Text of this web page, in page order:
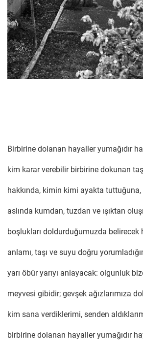
Birbirine dolanan hayaller yumağıdır
kim karar verebilir birbirine dokunan
hakkında, kimin kimi ayakta tuttuğuna,
aslında kumdan, tuzdan ve ışıktan
boşlukları doldurduğumuzda belirecek
anlamı, taşı ve suyu doğru
yarı öbür yarıyı anlayacak: olgunluk
meyvesi gibidir; gevşek ağızlarımıza
kim sana verdiklerimi, senden
birbirine dolanan hayaller yumağıdır